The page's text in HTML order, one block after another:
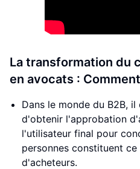
La transformation du
en avocats :
Dans le monde du B2B,
d'obtenir l'approbation
l'utilisateur final pour
personnes constituent
d'acheteurs.